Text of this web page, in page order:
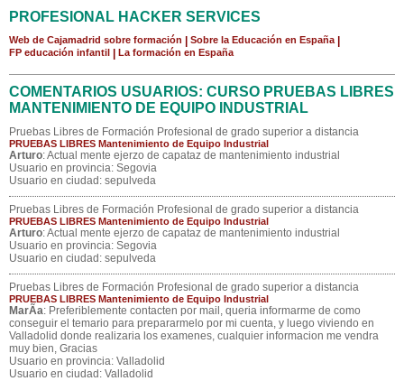
PROFESIONAL HACKER SERVICES
Web de Cajamadrid sobre formación Sobre la Educación en España
FP educación infantil La formación en España
COMENTARIOS USUARIOS: CURSO PRUEBAS LIBRES
MANTENIMIENTO DE EQUIPO INDUSTRIAL
Pruebas Libres de Formación Profesional de grado superior a distancia
PRUEBAS LIBRES Mantenimiento de Equipo Industrial
Arturo: Actual mente ejerzo de capataz de mantenimiento industrial
Usuario en provincia: Segovia
Usuario en ciudad: sepulveda
Pruebas Libres de Formación Profesional de grado superior a distancia
PRUEBAS LIBRES Mantenimiento de Equipo Industrial
Arturo: Actual mente ejerzo de capataz de mantenimiento industrial
Usuario en provincia: Segovia
Usuario en ciudad: sepulveda
Pruebas Libres de Formación Profesional de grado superior a distancia
PRUEBAS LIBRES Mantenimiento de Equipo Industrial
MarÃ­a: Preferiblemente contacten por mail, queria informarme de como
conseguir el temario para prepararmelo por mi cuenta, y luego viviendo en
Valladolid donde realizaria los examenes, cualquier informacion me vendra
muy bien, Gracias
Usuario en provincia: Valladolid
Usuario en ciudad: Valladolid